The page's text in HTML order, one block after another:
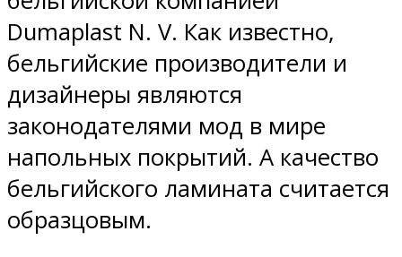
Dumaplast N. V. Как известно,
бельгийские производители и
дизайнеры являются
законодателями мод в мире
напольных покрытий. А качество
бельгийского ламината считается
образцовым.